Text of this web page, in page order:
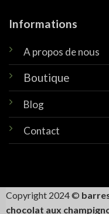
Informations
A propos de nous
Boutique
Blog
Contact
Copyright 2024 ©
chocolat aux